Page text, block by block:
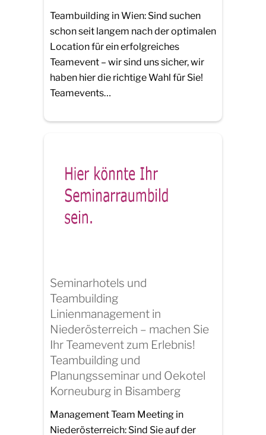
Teambuilding in Wien: Sind suchen
schon seit langem nach der optimalen
Location für ein erfolgreiches
Teamevent – wir sind uns sicher, wir
haben hier die richtige Wahl für Sie!
Teamevents…
Seminarhotels und
Teambuilding
Linienmanagement in
Niederösterreich – machen Sie
Ihr Teamevent zum Erlebnis!
Teambuilding und
Planungsseminar und Oekotel
Korneuburg in Bisamberg
Management Team Meeting in
Niederösterreich: Sind Sie auf der